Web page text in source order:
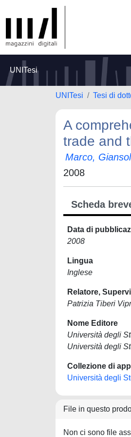
UNITesi
UNITesi Tesi di
A
trade and
Marco,
2008
Scheda
Data di
2008
Lingua
Inglese
Relatore,
Patrizia Tiberi
Nome Editore
Università degli
Università degli
Collezione di
Università degli
File in questo
Non ci sono file